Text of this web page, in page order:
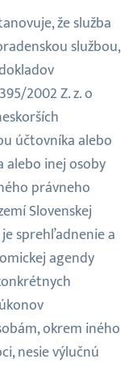
že služba
službou,
2002 Z. z. o
účtovníka alebo
inej osoby
právneho
Slovenskej
sprehľadnenie a
agendy
okrem iného
nesie výlučnú